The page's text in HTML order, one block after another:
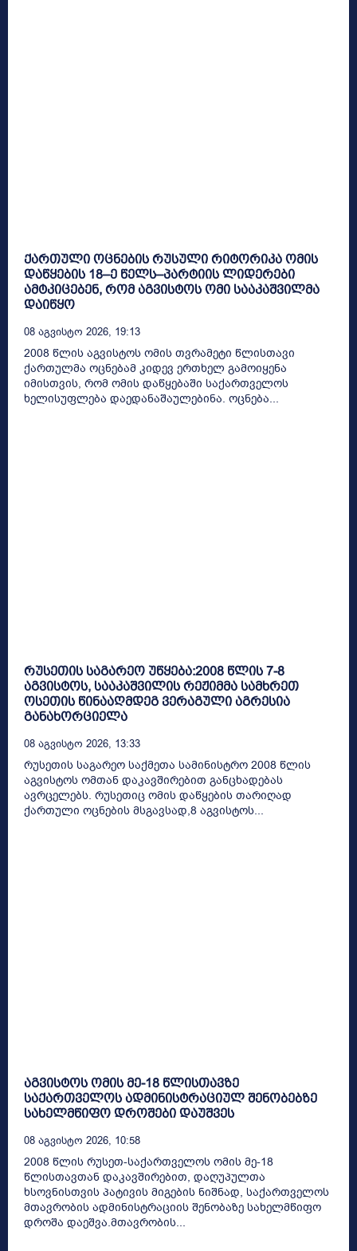
ქართული ოცნების რუსული რიტორიკა ომის
დაწყების 18–ე წელს–პარტიის ლიდერები
ამტკიცებენ, რომ აგვისტოს ომი სააკაშვილმა
დაიწყო
08 Აგვისტო 2026, 19:13
2008 წლის აგვისტოს ომის თვრამეტი წლისთავი
ქართულმა ოცნებამ კიდევ ერთხელ გამოიყენა
იმისთვის, რომ ომის დაწყებაში საქართველოს
ხელისუფლება დაედანაშაულებინა. ოცნება...
რუსეთის საგარეო უწყება:2008 წლის 7-8
აგვისტოს, სააკაშვილის რეჟიმმა სამხრეთ
ოსეთის წინააღმდეგ ვერაგული აგრესია
განახორციელა
08 Აგვისტო 2026, 13:33
რუსეთის საგარეო საქმეთა სამინისტრო 2008 წლის
აგვისტოს ომთან დაკავშირებით განცხადებას
ავრცელებს. რუსეთიც ომის დაწყების თარიღად
ქართული ოცნების მსგავსად,8 აგვისტოს...
აგვისტოს ომის მე-18 წლისთავზე
საქართველოს ადმინისტრაციულ შენობებზე
სახელმწიფო დროშები დაუშვეს
08 Აგვისტო 2026, 10:58
2008 წლის რუსეთ-საქართველოს ომის მე-18
წლისთავთან დაკავშირებით, დაღუპულთა
ხსოვნისთვის პატივის მიგების ნიშნად, საქართველოს
მთავრობის ადმინისტრაციის შენობაზე სახელმწიფო
დროშა დაეშვა.მთავრობის...